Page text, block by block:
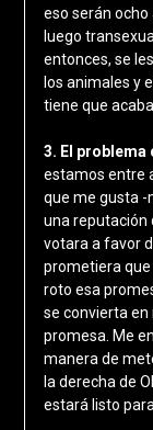
eso serán ocho
luego
entonces, se
los animales y
tiene que
3. El problema
estamos entre
que me gusta -
una reputación
votara a favor
prometiera que
roto esa
se convierta
promesa. Me
manera de
la derecha de
estará listo